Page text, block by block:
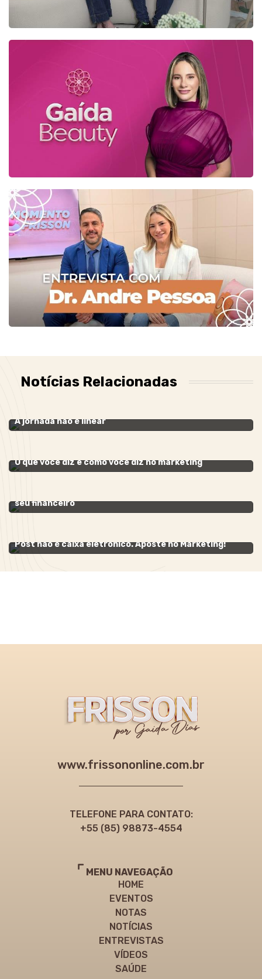
Notícias Relacionadas
A jornada não é linear
O que você diz e como você diz no marketing
seu financeiro
Post não é caixa eletrônico. Aposte no Marketing!
www.frissononline.com.br
TELEFONE PARA CONTATO:
+55 (85) 98873-4554
MENU NAVEGAÇÃO
HOME
EVENTOS
NOTAS
NOTÍCIAS
ENTREVISTAS
VÍDEOS
SAÚDE